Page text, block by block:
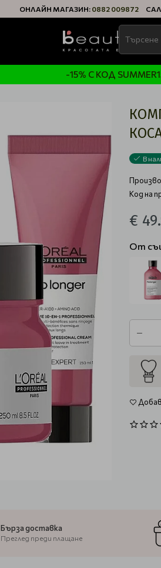
ОНЛАЙН МАГАЗИН: 0882 009872
-15% С КОД
В
Код на
€
От
Бърза доставка
Преглед преди плащане